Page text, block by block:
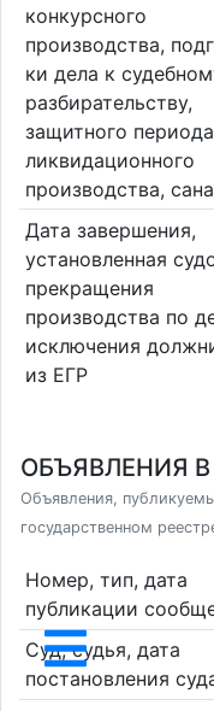
конкурсного
производства,
ки дела к
разбирательству,
защитного
ликвидационного
производства,
Дата завершения,
установленная
прекращения
производства по
исключения
из ЕГР
ОБЪЯВЛЕНИЯ В
Объявления,
государственном
Номер, тип, дата
публикации
Суд, судья, дата
постановления